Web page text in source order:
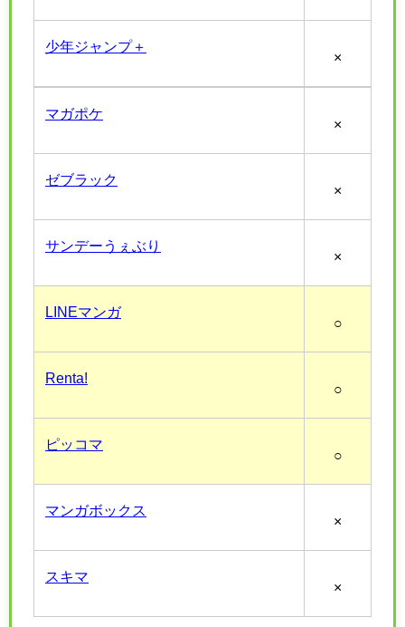
少年ジャンプ＋
×
マガポケ
×
ゼブラック
×
サンデーうぇぶり
×
LINEマンガ
○
Renta!
○
ピッコマ
○
マンガボックス
×
スキマ
×